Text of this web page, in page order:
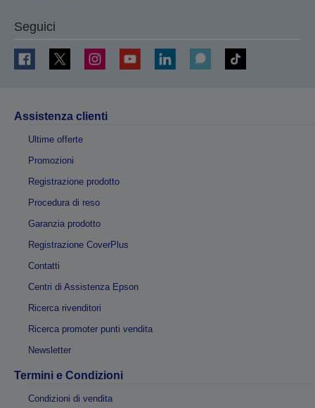
Seguici
Assistenza clienti
Ultime offerte
Promozioni
Registrazione prodotto
Procedura di reso
Garanzia prodotto
Registrazione CoverPlus
Contatti
Centri di Assistenza Epson
Ricerca rivenditori
Ricerca promoter punti vendita
Newsletter
Termini e Condizioni
Condizioni di vendita